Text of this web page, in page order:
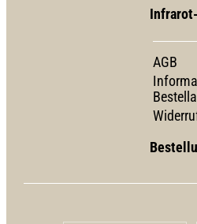
AGB